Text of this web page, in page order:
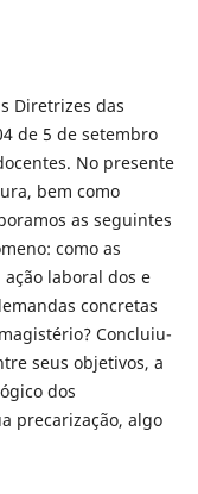
Diretrizes das
de 5 de setembro
No presente
bem como
as seguintes
como as
laboral dos e
concretas
Concluiu-
seus objetivos, a
dos
precarização, algo